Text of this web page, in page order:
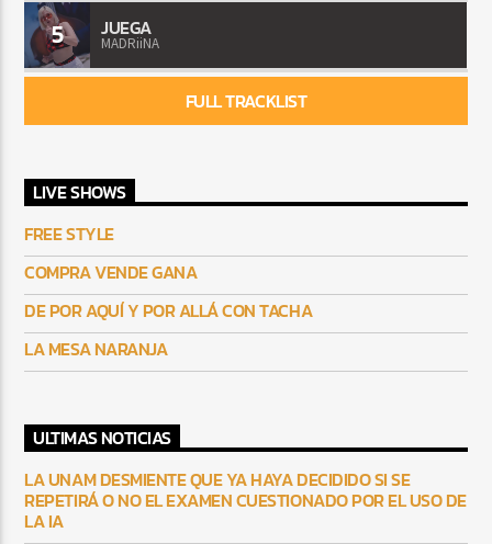
5 JUEGA
MADRiiNA
FULL TRACKLIST
LIVE SHOWS
FREE STYLE
COMPRA VENDE GANA
DE POR AQUÍ Y POR ALLÁ CON TACHA
LA MESA NARANJA
ULTIMAS NOTICIAS
LA UNAM DESMIENTE QUE YA HAYA DECIDIDO SI SE
REPETIRÁ O NO EL EXAMEN CUESTIONADO POR EL USO DE
LA IA